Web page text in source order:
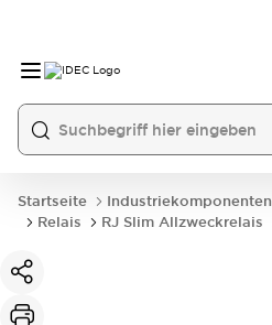
Startseite Industriekomponenten
Relais
RJ Slim Allzweckrelais